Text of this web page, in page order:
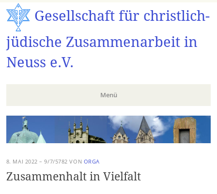
Gesellschaft für christlich-
jüdische Zusammenarbeit in
Neuss e.V.
Menü
Zum
Inhalt
springen
8. MAI 2022 – 9/7/5782 VON ORGA
Zusammenhalt in Vielfalt